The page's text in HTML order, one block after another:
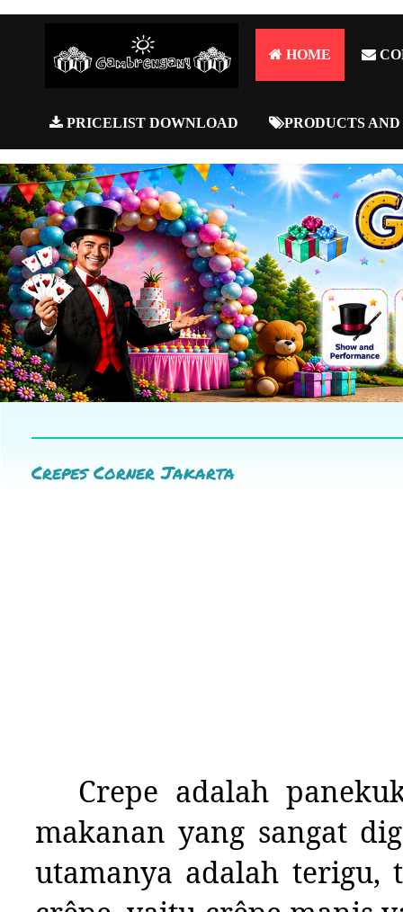
HOME
PRICELIST DOWNLOAD PRODUCTS
Crepes Corner Jakarta
Crepe adalah
makanan yang sangat
utamanya adalah terigu,